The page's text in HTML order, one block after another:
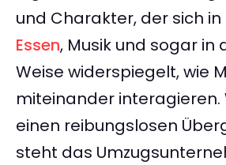
und Charakter, der sich in
Essen, Musik und sogar in
Weise widerspiegelt, wie
miteinander interagieren.
einen reibungslosen
steht das